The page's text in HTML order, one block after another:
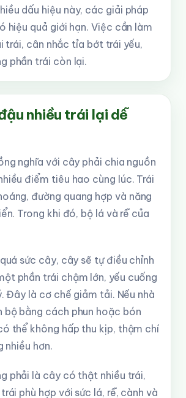
dấu hiệu này, các giải pháp
hiệu quả giới hạn. Việc cần làm
trái, cân nhắc tỉa bớt trái yếu,
phần trái còn lại.
nhiều trái lại dễ
nghĩa với cây phải chia nguồn
điểm tiêu hao cùng lúc. Trái
đường quang hợp và năng
Trong khi đó, bộ lá và rễ của
sức cây, cây sẽ tự điều chỉnh
phần trái chậm lớn, yếu cuống
Đây là cơ chế giảm tải. Nếu nhà
bộ bằng cách phun hoặc bón
thể không hấp thu kịp, thậm chí
nhiều hơn.
phải là cây có thật nhiều trái,
phù hợp với sức lá, rễ, cành và